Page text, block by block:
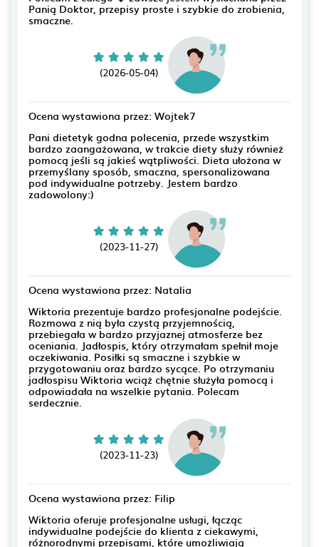
Panią Doktor, przepisy proste i szybkie do zrobienia,
smaczne.
(2026-05-04)
Ocena wystawiona przez: Wojtek7
Pani dietetyk godna polecenia, przede wszystkim
bardzo zaangażowana, w trakcie diety służy również
pomocą jeśli są jakieś wątpliwości. Dieta ułożona w
przemyślany sposób, smaczna, spersonalizowana
pod indywidualne potrzeby. Jestem bardzo
zadowolony:)
(2023-11-27)
Ocena wystawiona przez: Natalia
Wiktoria prezentuje bardzo profesjonalne podejście.
Rozmowa z nią była czystą przyjemnością,
przebiegała w bardzo przyjaznej atmosferze bez
oceniania. Jadłospis, który otrzymałam spełnił moje
oczekiwania. Posiłki są smaczne i szybkie w
przygotowaniu oraz bardzo sycące. Po otrzymaniu
jadłospisu Wiktoria wciąż chętnie służyła pomocą i
odpowiadała na wszelkie pytania. Polecam
serdecznie.
(2023-11-23)
Ocena wystawiona przez: Filip
Wiktoria oferuje profesjonalne usługi, łącząc
indywidualne podejście do klienta z ciekawymi,
różnorodnymi przepisami, które umożliwiają